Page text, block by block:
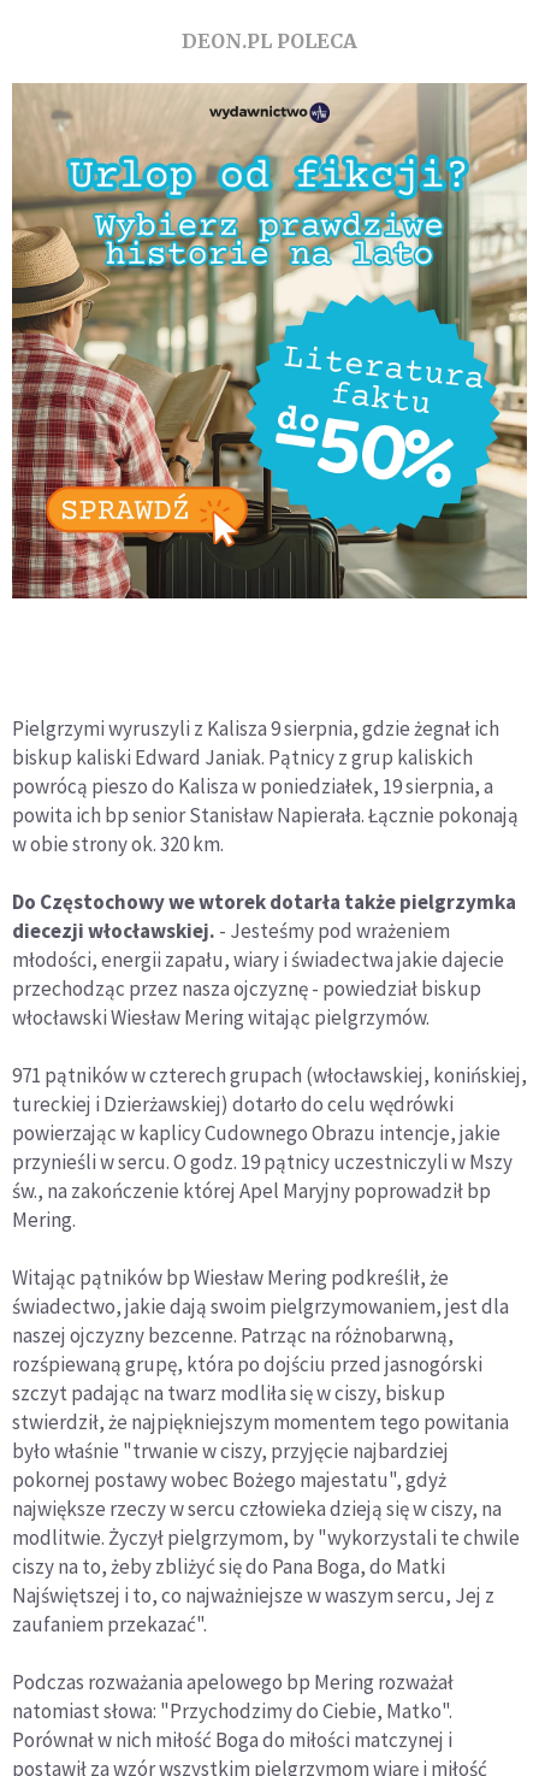
DEON.PL POLECA
Pielgrzymi wyruszyli z Kalisza 9 sierpnia, gdzie żegnał ich
biskup kaliski Edward Janiak. Pątnicy z grup kaliskich
powrócą pieszo do Kalisza w poniedziałek, 19 sierpnia, a
powita ich bp senior Stanisław Napierała. Łącznie pokonają
w obie strony ok. 320 km.
Do Częstochowy we wtorek dotarła także pielgrzymka
diecezji włocławskiej. - Jesteśmy pod wrażeniem
młodości, energii zapału, wiary i świadectwa jakie dajecie
przechodząc przez nasza ojczyznę - powiedział biskup
włocławski Wiesław Mering witając pielgrzymów.
971 pątników w czterech grupach (włocławskiej, konińskiej,
tureckiej i Dzierżawskiej) dotarło do celu wędrówki
powierzając w kaplicy Cudownego Obrazu intencje, jakie
przynieśli w sercu. O godz. 19 pątnicy uczestniczyli w Mszy
św., na zakończenie której Apel Maryjny poprowadził bp
Mering.
Witając pątników bp Wiesław Mering podkreślił, że
świadectwo, jakie dają swoim pielgrzymowaniem, jest dla
naszej ojczyzny bezcenne. Patrząc na różnobarwną,
rozśpiewaną grupę, która po dojściu przed jasnogórski
szczyt padając na twarz modliła się w ciszy, biskup
stwierdził, że najpiękniejszym momentem tego powitania
było właśnie "trwanie w ciszy, przyjęcie najbardziej
pokornej postawy wobec Bożego majestatu", gdyż
największe rzeczy w sercu człowieka dzieją się w ciszy, na
modlitwie. Życzył pielgrzymom, by "wykorzystali te chwile
ciszy na to, żeby zbliżyć się do Pana Boga, do Matki
Najświętszej i to, co najważniejsze w waszym sercu, Jej z
zaufaniem przekazać".
Podczas rozważania apelowego bp Mering rozważał
natomiast słowa: "Przychodzimy do Ciebie, Matko".
Porównał w nich miłość Boga do miłości matczynej i
postawił za wzór wszystkim pielgrzymom wiarę i miłość